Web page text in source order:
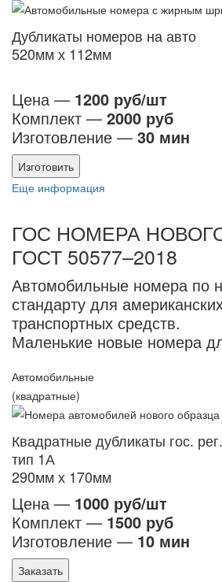
Дубликаты номеров на авто
520мм х 112мм
Цена — 1200 руб/шт
Комплект — 2000 руб
Изготовление — 30 мин
Изготовить
Еще информация
ГОС НОМЕРА
ГОСТ 50577–2018
Автомобильные номера по
стандарту для
транспортных средств.
Маленькие новые номера
Автомобильные
(квадратные)
Квадратные дубликаты гос.
тип 1А
290мм х 170мм
Цена — 1000 руб/шт
Комплект — 1500 руб
Изготовление — 10 мин
Заказать